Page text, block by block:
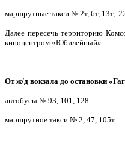
маршрутные такси № 2т, 6т, 13т,
Далее пересечь территорию
киноцентром «Юбилейный»
От ж/д вокзала до остановки
автобусы № 93, 101, 128
маршрутное такси № 2, 47, 105т